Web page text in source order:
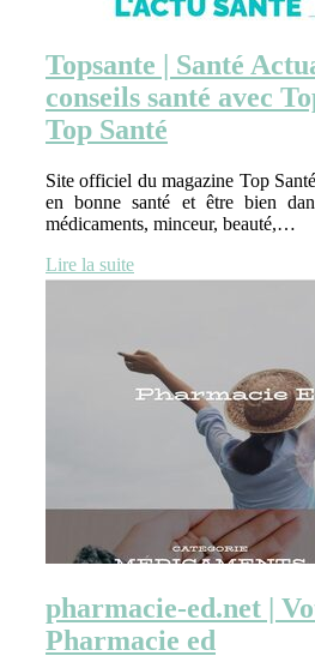
Topsante | Santé
conseils santé avec
Top Santé
Site officiel du magazine Top
en bonne santé et être bien
médicaments, minceur, beauté,…
Lire la suite
pharmacie-ed.net |
Pharmacie ed